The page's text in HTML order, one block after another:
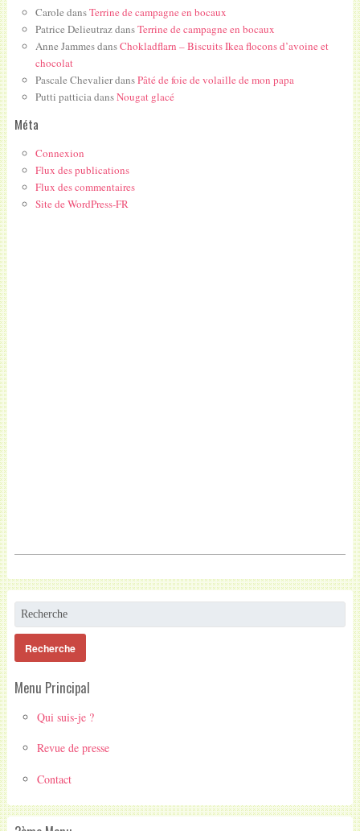
Carole dansTerrine de campagne en bocaux
Patrice DelieutrazdansTerrine de campagne en bocaux
Anne JammesdansChokladflarn – Biscuits Ikea flocons d’avoine et
chocolat
Pascale ChevalierdansPâté de foie de volaille de mon papa
Putti patticiadansNougat glacé
Méta
Connexion
Flux des publications
Flux des commentaires
Site de WordPress-FR
Menu Principal
Qui suis-je ?
Revue de presse
Contact